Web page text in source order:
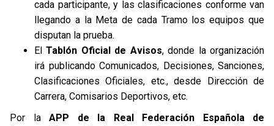
cada participante, y las clasificaciones conforme van
llegando a la Meta de cada Tramo los equipos que
disputan la prueba.
ElTablón Oficial de Avisos, donde la organización
irá publicando Comunicados, Decisiones, Sanciones,
Clasificaciones Oficiales, etc., desde Dirección de
Carrera, Comisarios Deportivos, etc.
Por la APP de la Real Federación Española de